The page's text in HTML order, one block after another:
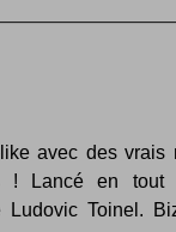
avec des vrais
! Lancé en tout
Toinel.